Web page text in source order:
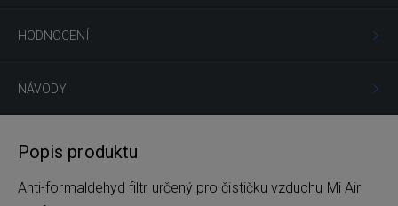
HODNOCENÍ
NÁVODY
Popis produktu
Anti-formaldehyd filtr určený pro čističku vzduchu Mi Air